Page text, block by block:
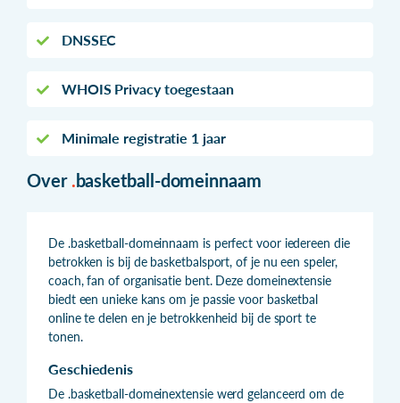
DNSSEC
WHOIS Privacy toegestaan
Minimale registratie 1 jaar
Over .basketball-domeinnaam
De .basketball-domeinnaam is perfect voor iedereen die
betrokken is bij de basketbalsport, of je nu een speler,
coach, fan of organisatie bent. Deze domeinextensie
biedt een unieke kans om je passie voor basketbal
online te delen en je betrokkenheid bij de sport te
tonen.
Geschiedenis
De .basketball-domeinextensie werd gelanceerd om de